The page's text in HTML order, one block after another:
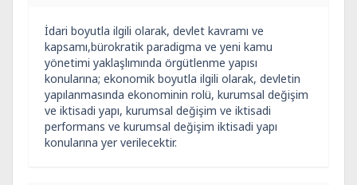
İdari boyutla ilgili olarak, devlet kavramı ve
kapsamı,bürokratik paradigma ve yeni kamu
yönetimi yaklaşlımında örgütlenme yapısı
konularına; ekonomik boyutla ilgili olarak, devletin
yapılanmasında ekonominin rolü, kurumsal değişim
ve iktisadi yapı, kurumsal değişim ve iktisadi
performans ve kurumsal değişim iktisadi yapı
konularına yer verilecektir.